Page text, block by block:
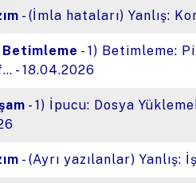
- (İmla hataları) Yanlış:
- 1) Betimleme:
- 18.04.2026
- 1) İpucu: Dosya
- (Ayrı yazılanlar) Yanlış: